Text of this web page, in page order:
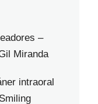
–
Miranda
intraoral